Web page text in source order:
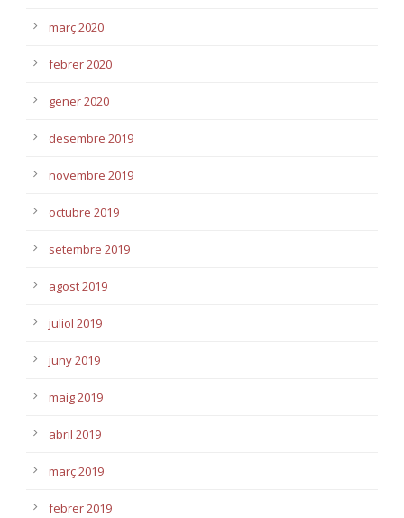
març 2020
febrer 2020
gener 2020
desembre 2019
novembre 2019
octubre 2019
setembre 2019
agost 2019
juliol 2019
juny 2019
maig 2019
abril 2019
març 2019
febrer 2019